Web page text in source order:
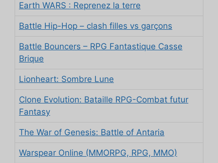
Earth WARS : Reprenez la terre
Battle Hip-Hop – clash filles vs garçons
Battle Bouncers – RPG Fantastique Casse
Brique
Lionheart: Sombre Lune
Clone Evolution: Bataille RPG-Combat futur
Fantasy
The War of Genesis: Battle of Antaria
Warspear Online (MMORPG, RPG, MMO)